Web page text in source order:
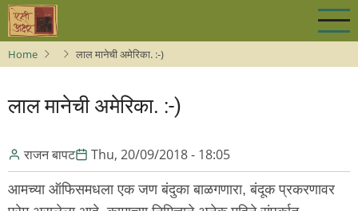
Skip
main
content
Home लाल मानेची अमेरिका. :-)
लाल मानेची अमेरिका. :-)
राजन बापट Thu, 20/09/2018 - 18:05
आमच्या ऑफिसमधला एक जण बंदुका बाळगणारा, बंदूक प्रकरणावर